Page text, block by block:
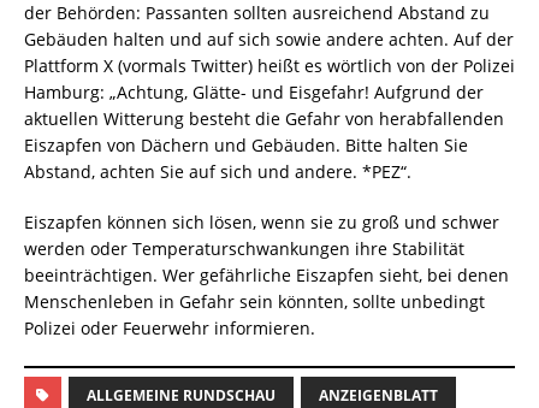
der Behörden: Passanten sollten ausreichend Abstand zu
Gebäuden halten und auf sich sowie andere achten. Auf der
Plattform X (vormals Twitter) heißt es wörtlich von der Polizei
Hamburg: „Achtung, Glätte- und Eisgefahr! Aufgrund der
aktuellen Witterung besteht die Gefahr von herabfallenden
Eiszapfen von Dächern und Gebäuden. Bitte halten Sie
Abstand, achten Sie auf sich und andere. *PEZ“.
Eiszapfen können sich lösen, wenn sie zu groß und schwer
werden oder Temperaturschwankungen ihre Stabilität
beeinträchtigen. Wer gefährliche Eiszapfen sieht, bei denen
Menschenleben in Gefahr sein könnten, sollte unbedingt
Polizei oder Feuerwehr informieren.
ALLGEMEINE RUNDSCHAU ANZEIGENBLATT